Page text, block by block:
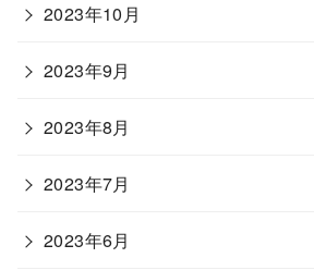
2023年10月
2023年9月
2023年8月
2023年7月
2023年6月